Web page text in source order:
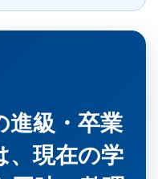
進級・卒業
、現在の学